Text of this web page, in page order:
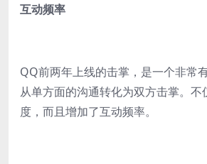
互动频率
QQ前两年上线的击掌，是一个非常
从单方面的沟通转化为双方击掌。不
度，而且增加了互动频率。